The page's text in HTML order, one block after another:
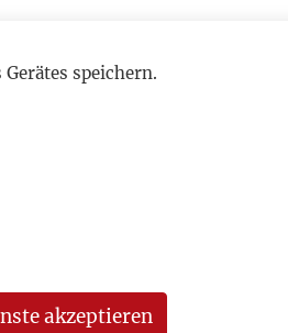
speichern.
akzeptieren